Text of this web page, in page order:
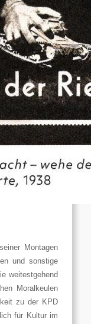
Montagen
und sonstige
weitestgehend
Moralkeulen
zu der KPD
für Kultur im